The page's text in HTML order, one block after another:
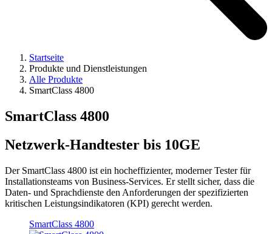
Startseite
Produkte und Dienstleistungen
Alle Produkte
SmartClass 4800
SmartClass 4800
Netzwerk-Handtester bis 10GE
Der SmartClass 4800 ist ein hocheffizienter, moderner Tester für
Installationsteams von Business-Services. Er stellt sicher, dass die
Daten- und Sprachdienste den Anforderungen der spezifizierten
kritischen Leistungsindikatoren (KPI) gerecht werden.
SmartClass 4800